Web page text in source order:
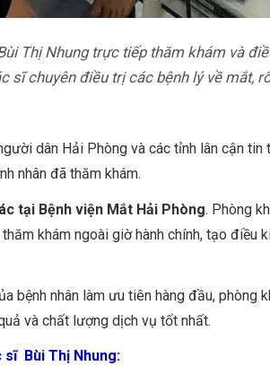
Thị Nhung trực tiếp thăm khám và
sĩ chuyên điều trị các bệnh lý về mắt,
dân Hải Phòng và các tỉnh lân cận tin
nhân đã thăm khám.
tại Bệnh viện Mắt Hải Phòng. Phòng
khám ngoài giờ hành chính, tạo điều
bệnh nhân làm ưu tiên hàng đầu, phòng
và chất lượng dịch vụ tốt nhất.
sĩ Bùi Thị Nhung: